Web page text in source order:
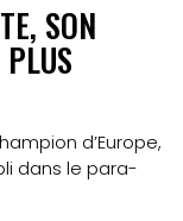
SON
d’Europe,
dans le para-